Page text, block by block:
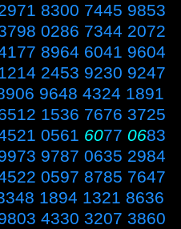
8300 7445 9853
0286 7344 2072
8964 6041 9604
2453 9230 9247
9648 4324 1891
1536 7676 3725
0561 6077 0683
9787 0635 2984
0597 8785 7647
1894 1321 8636
4330 3207 3860